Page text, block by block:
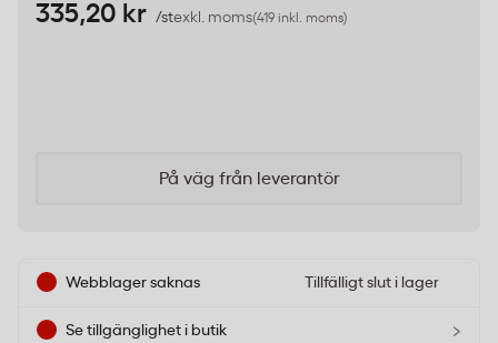
335,20 kr /stexkl. moms(419 inkl. moms)
På väg från leverantör
Webblager saknas Tillfälligt slut i lager
Se tillgänglighet i butik ›